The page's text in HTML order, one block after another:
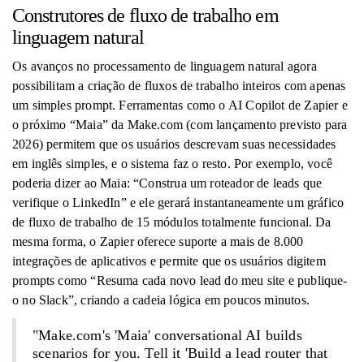
Construtores de fluxo de trabalho em
linguagem natural
Os avanços no processamento de linguagem natural agora
possibilitam a criação de fluxos de trabalho inteiros com apenas
um simples prompt. Ferramentas como o AI Copilot de Zapier e
o próximo “Maia” da Make.com (com lançamento previsto para
2026) permitem que os usuários descrevam suas necessidades
em inglês simples, e o sistema faz o resto. Por exemplo, você
poderia dizer ao Maia: “Construa um roteador de leads que
verifique o LinkedIn” e ele gerará instantaneamente um gráfico
de fluxo de trabalho de 15 módulos totalmente funcional. Da
mesma forma, o Zapier oferece suporte a mais de 8.000
integrações de aplicativos e permite que os usuários digitem
prompts como “Resuma cada novo lead do meu site e publique-
o no Slack”, criando a cadeia lógica em poucos minutos.
"Make.com's 'Maia' conversational AI builds
scenarios for you. Tell it 'Build a lead router that